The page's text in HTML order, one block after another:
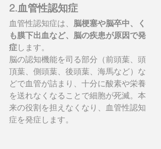
2.血管性認知症
血管性認知症は、 脳梗塞や脳卒中、く
も膜下出血など、脳の疾患が原因で発
症します。
脳の認知機能を司る部分（前頭葉、頭
頂葉、側頭葉、後頭葉、海馬など）な
どで血管が詰まり、十分に酸素や栄養
を送れなくなることで細胞が死滅。本
来の役割を担えなくなり、血管性認知
症を発症します。